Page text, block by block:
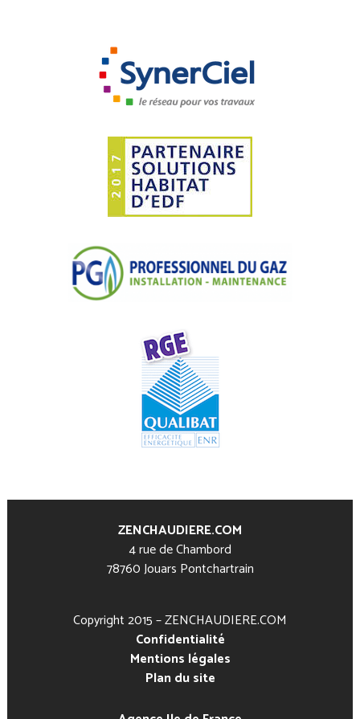
ZENCHAUDIERE.COM
4 rue de Chambord
78760 Jouars Pontchartrain
Copyright 2015 – ZENCHAUDIERE.COM
Confidentialité
Mentions légales
Plan du site